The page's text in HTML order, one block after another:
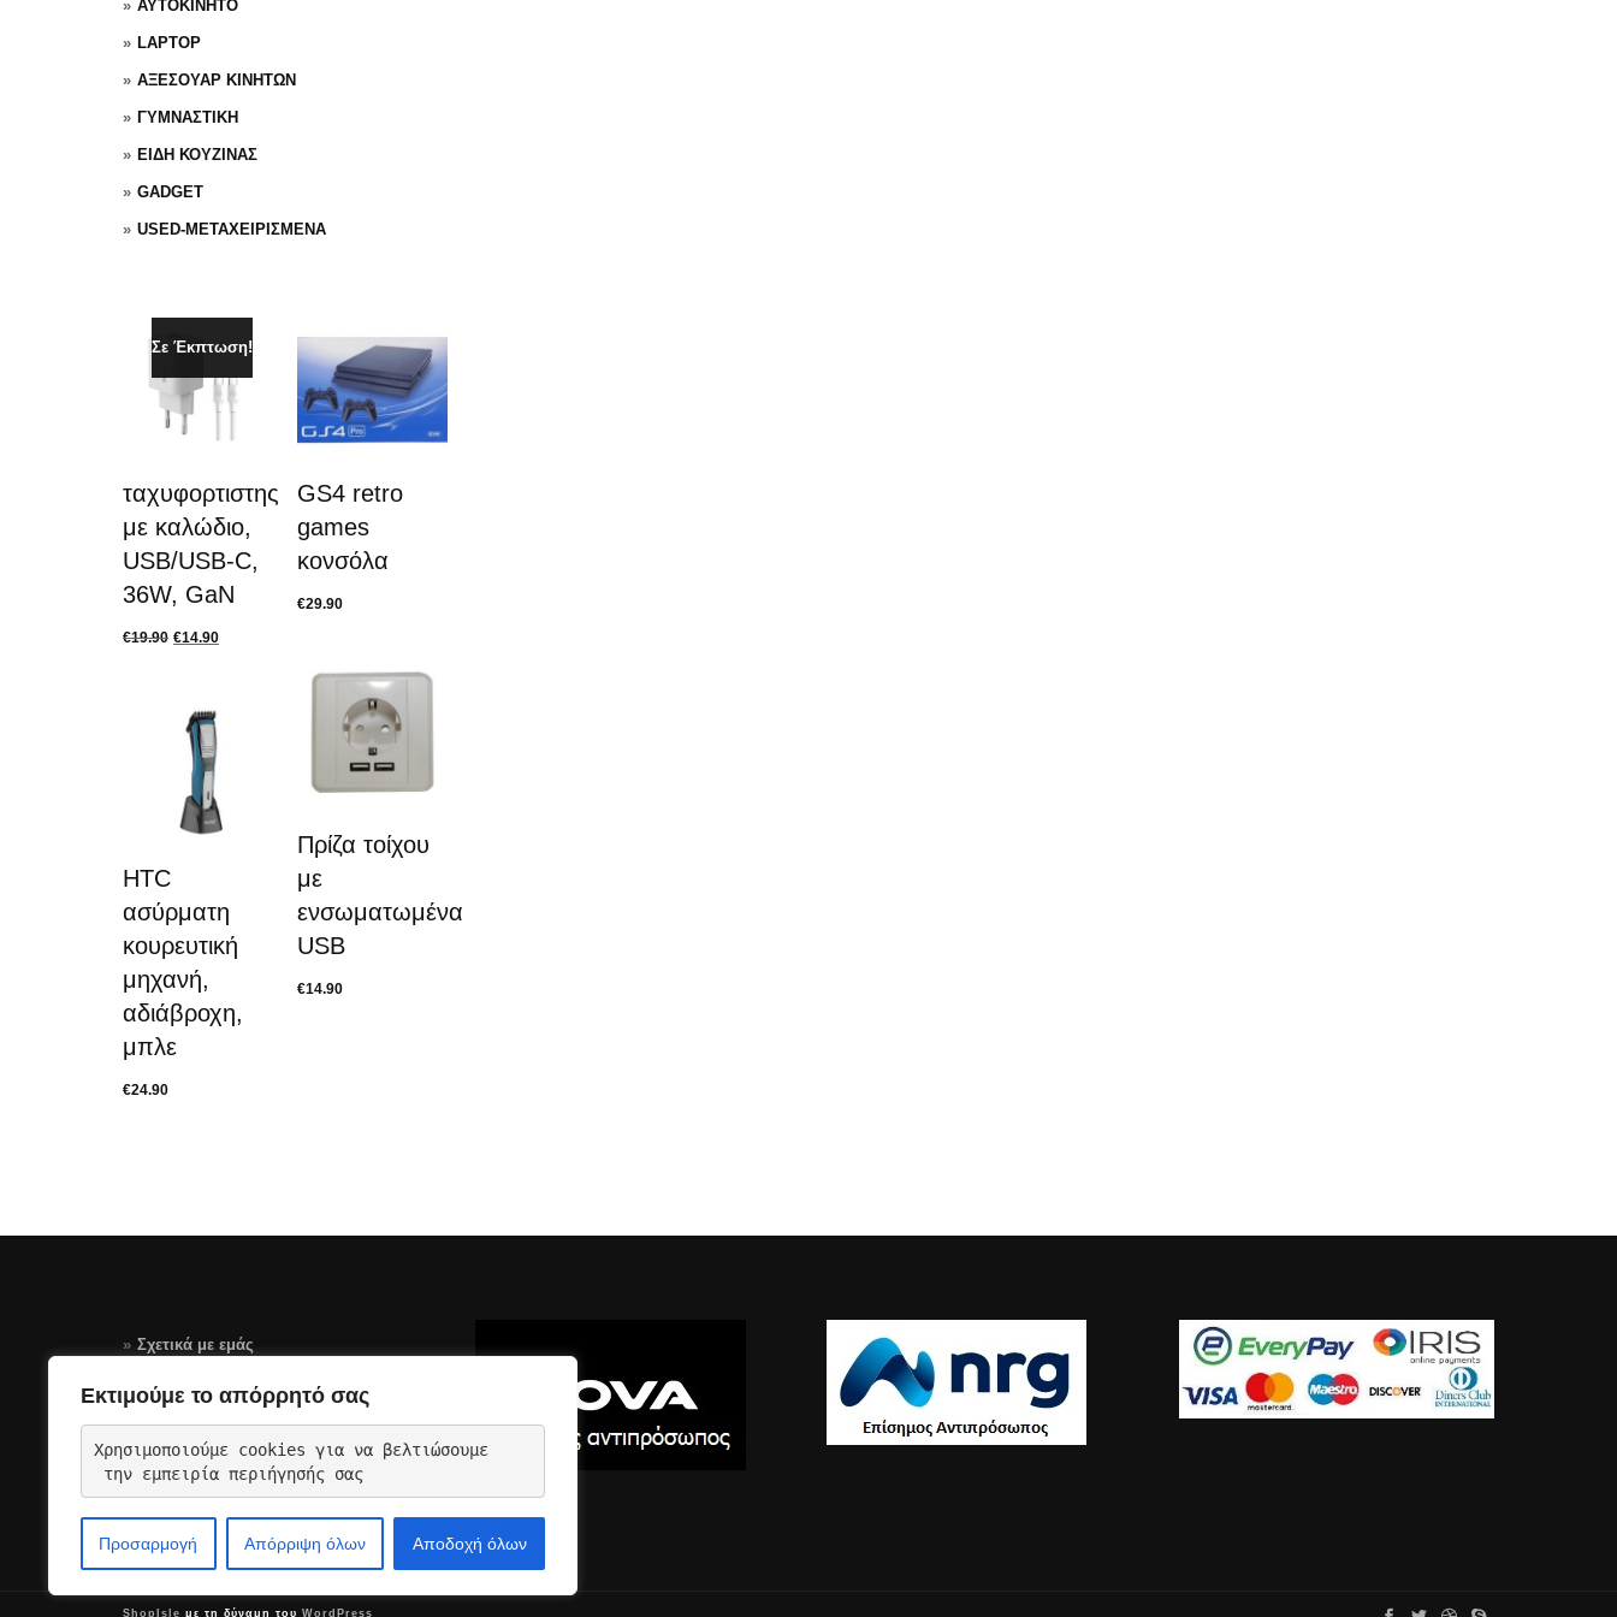
Εκτιμούμε το απόρρητό σας
Χρησιμοποιούμε cookies για να βελτιώσουμε
την εμπειρία περιήγησής σας
Προσαρμογή Απόρριψη όλων Αποδοχή όλων
ΑΥΤΟΚΙΝΗΤΟ
LAPTOP
ΑΞΕΣΟΥΑΡ ΚΙΝΗΤΩΝ
ΓΥΜΝΑΣΤΙΚΗ
ΕΙΔΗ ΚΟΥΖΙΝΑΣ
GADGET
USED-ΜΕΤΑΧΕΙΡΙΣΜΕΝΑ
Σε Έκπτωση!
ταχυφορτιστης
με καλώδιο,
USB/USB-C,
36W, GaN
€19.90 €14.90
HTC
ασύρματη
κουρευτική
μηχανή,
αδιάβροχη,
μπλε
€24.90
GS4 retro
games
κονσόλα
€29.90
Πρίζα τοίχου
με
ενσωματωμένα
USB
€14.90
Σχετικά με εμάς
Τρόποι Πληρωμής
Όροι Χρήσης Σελίδας-GDPR
Επικοινωνια
ShopIsle με τη δύναμη του WordPress